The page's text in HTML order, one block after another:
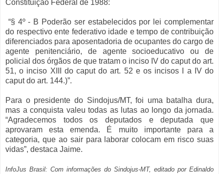
Constituição Federal de 1988:
“§ 4º - B Poderão ser estabelecidos por lei complementar
do respectivo ente federativo idade e tempo de contribuição
diferenciados para aposentadoria de ocupantes do cargo de
agente penitenciário, de agente socioeducativo ou de
policial dos órgãos de que tratam o inciso IV do caput do art.
51, o inciso XIII do caput do art. 52 e os incisos I a IV do
caput do art. 144.)”.
Para o presidente do Sindojus/MT, foi uma batalha dura,
mas a conquista valeu todas as lutas ao longo da jornada.
“Agradecemos todos os deputados e deputada que
aprovaram esta emenda. É muito importante para a
categoria, que ao sair para laborar colocam em risco suas
vidas”, destaca Jaime.
InfoJus Brasil: Com informações do Sindojus-MT, editado por Edinaldo